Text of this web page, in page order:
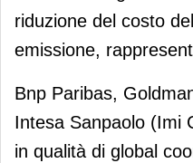
riduzione del costo
emissione,
Bnp Paribas,
Intesa Sanpaolo (Imi
in qualità di global